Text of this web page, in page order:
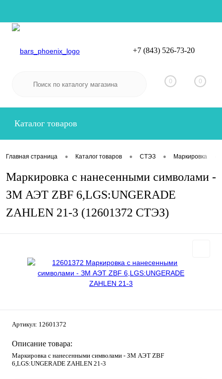
Вход
+7 (843) 526-73-20
0 0
Каталог товаров
Главная страница • Каталог товаров • СТЭЗ • Маркировка
Маркировка с нанесенными символами -
ЗМ АЭТ ZBF 6,LGS:UNGERADE
ZAHLEN 21-3 (12601372 СТЭЗ)
Артикул: 12601372
Описание товара:
Маркировка с нанесенными символами - ЗМ АЭТ ZBF
6,LGS:UNGERADE ZAHLEN 21-3